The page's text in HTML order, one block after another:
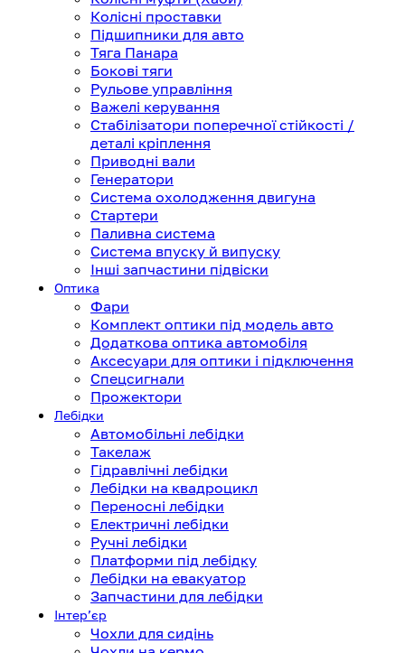
Колісні проставки
Підшипники для авто
Тяга Панара
Бокові тяги
Рульове управління
Важелі керування
Стабілізатори поперечної стійкості /
деталі кріплення
Приводні вали
Генератори
Система охолодження двигуна
Стартери
Паливна система
Система впуску й випуску
Інші запчастини підвіски
Оптика
Фари
Комплект оптики під модель авто
Додаткова оптика автомобіля
Аксесуари для оптики і підключення
Спецсигнали
Прожектори
Лебідки
Автомобільні лебідки
Такелаж
Гідравлічні лебідки
Лебідки на квадроцикл
Переносні лебідки
Електричні лебідки
Ручні лебідки
Платформи під лебідку
Лебідки на евакуатор
Запчастини для лебідки
Інтерʼєр
Чохли для сидінь